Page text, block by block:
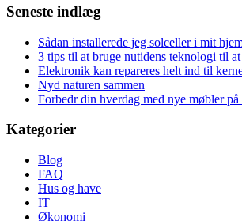
Seneste indlæg
Sådan installerede jeg solceller i mit
3 tips til at bruge nutidens teknologi til
Elektronik kan repareres helt ind til
Nyd naturen sammen
Forbedr din hverdag med nye møbler
Kategorier
Blog
FAQ
Hus og have
IT
Økonomi